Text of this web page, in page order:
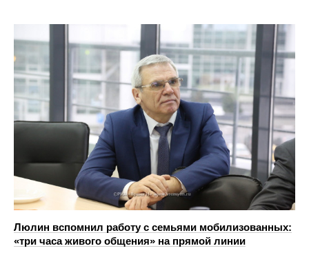
Люлин вспомнил работу с семьями мобилизованных:
«три часа живого общения» на прямой линии